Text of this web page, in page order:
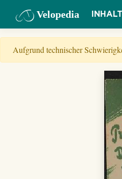
Velopedia
Aufgrund technischer